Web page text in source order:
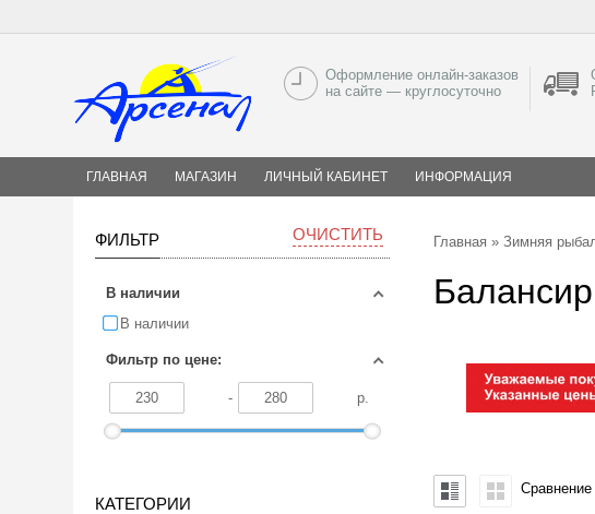
Оформление онлайн-заказов
на сайте — круглосуточно
ГЛАВНАЯ МАГАЗИН ЛИЧНЫЙ КАБИНЕТ ИНФОРМАЦИЯ
ФИЛЬТР ОЧИСТИТЬ
В наличии
В наличии
Фильтр по цене:
- р.
КАТЕГОРИИ
Главная » Зимняя
Сравнение